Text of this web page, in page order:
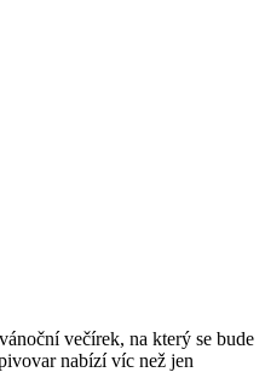
večírek, na který se bude
nabízí víc než jen